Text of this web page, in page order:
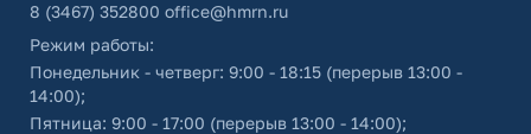
8 (3467) 352800 office@hmrn.ru
Режим работы:
Понедельник - четверг: 9:00 - 18:15 (перерыв 13:00 -
14:00);
Пятница: 9:00 - 17:00 (перерыв 13:00 - 14:00);